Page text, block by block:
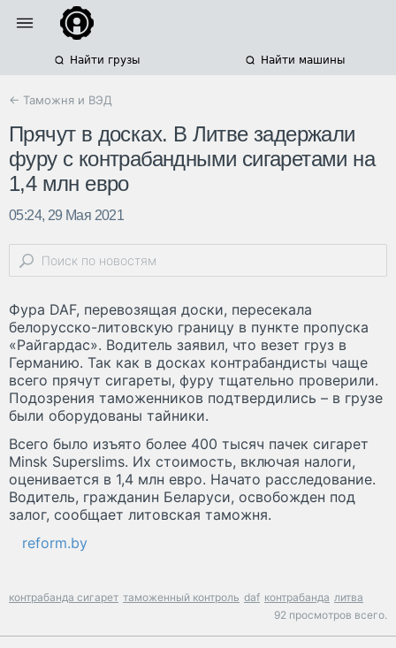
Найти грузы Найти машины
← Таможня и ВЭД
Прячут в досках. В Литве задержали
фуру с контрабандными сигаретами на
1,4 млн евро
05:24, 29 Мая 2021
Фура DAF, перевозящая доски, пересекала
белорусско-литовскую границу в пункте пропуска
«Райгардас». Водитель заявил, что везет груз в
Германию. Так как в досках контрабандисты чаще
всего прячут сигареты, фуру тщательно проверили.
Подозрения таможенников подтвердились – в грузе
были оборудованы тайники.
Всего было изъято более 400 тысяч пачек сигарет
Minsk Superslims. Их стоимость, включая налоги,
оценивается в 1,4 млн евро. Начато расследование.
Водитель, гражданин Беларуси, освобожден под
залог, сообщает литовская таможня.
reform.by
контрабанда сигарет таможенный контроль daf контрабанда литва
92 просмотров всего.